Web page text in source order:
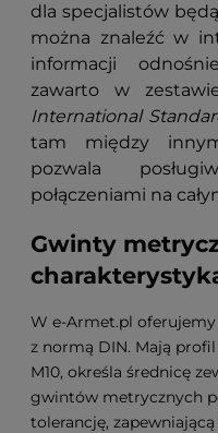
dla specjalistów
można znaleźć w
informacji
zawarto w
International
tam między
pozwala
połączeniami na
Gwinty
W e-Armet.pl
z normą DIN. Mają
M10, określa średnicę
gwintów metrycznych
tolerancję, zapewniającą